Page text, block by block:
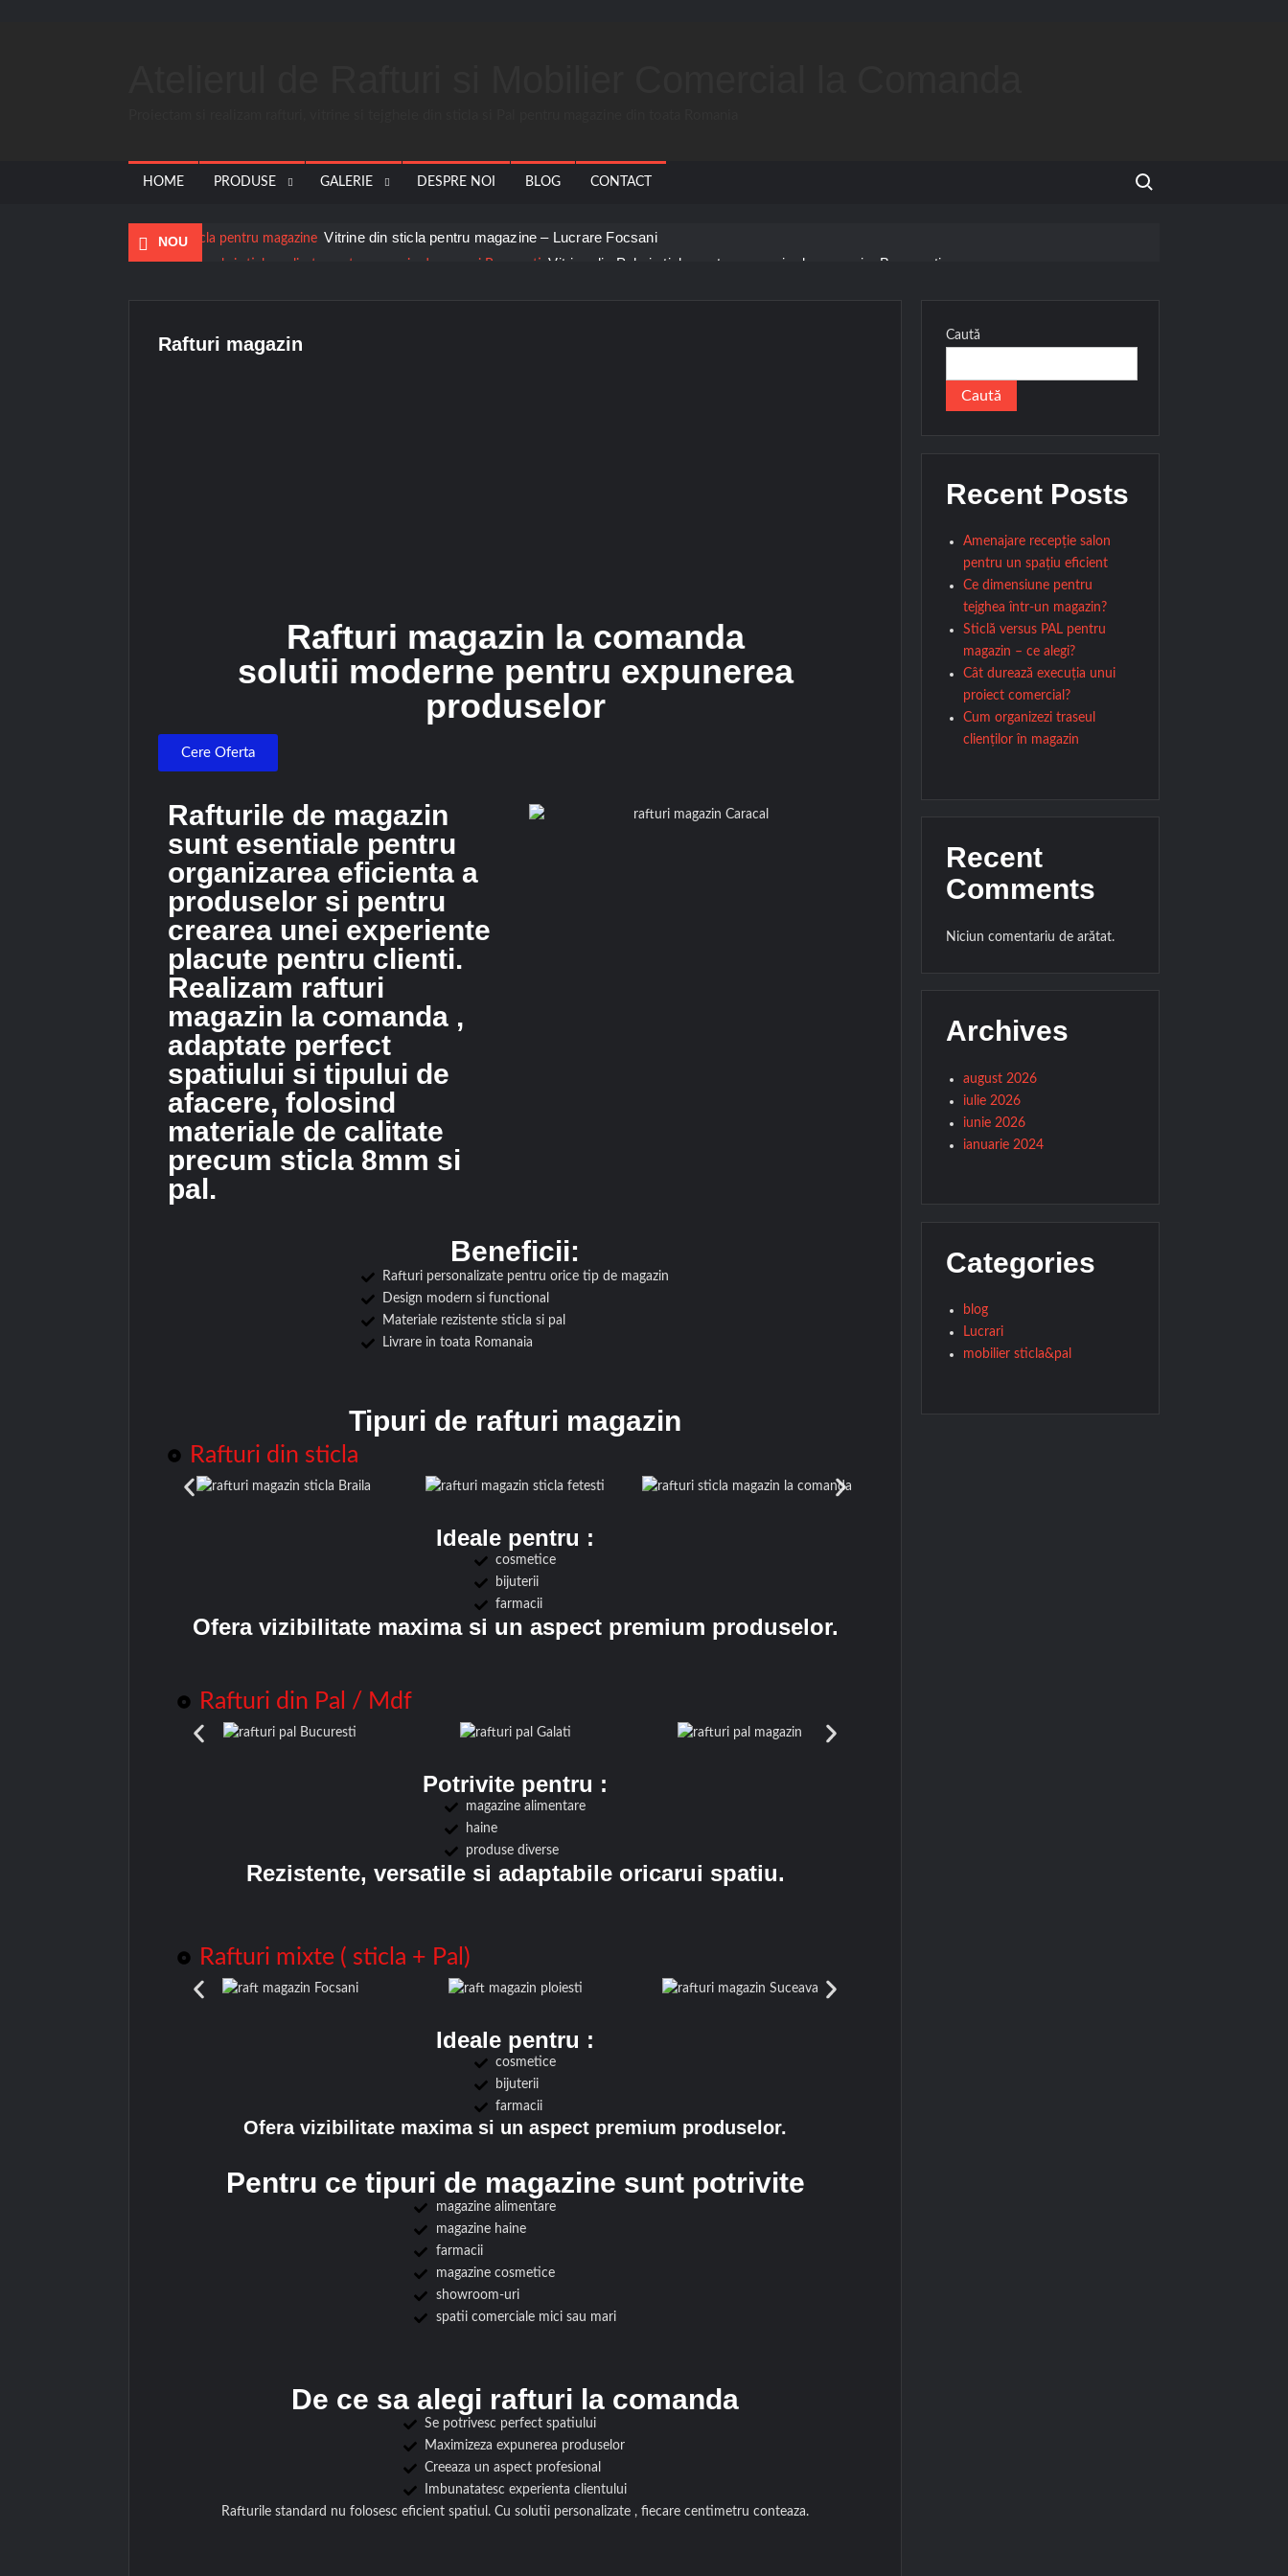
HOME PRODUSE GALERIE DESPRE NOI BLOG CONTACT
Search for:
NOU
Vitrine din sticla pentru magazine – Lucrare Focsani
Vitrine din Pal si sticla pentru magazin de ceasuri – Bucuresti
Insula parfumerie
Receptie & Tejghele Racari
Rafturi magazin
Rafturi magazin la comanda
solutii moderne pentru expunerea
produselor
Cere Oferta
Rafturile de magazin
sunt esentiale pentru
organizarea eficienta a
produselor si pentru
crearea unei experiente
placute pentru clienti.
Realizam rafturi
magazin la comanda ,
adaptate perfect
spatiului si tipului de
afacere, folosind
materiale de calitate
precum sticla 8mm si
pal.
Beneficii:
Rafturi personalizate pentru orice tip de magazin
Design modern si functional
Materiale rezistente sticla si pal
Livrare in toata Romanaia
Tipuri de rafturi magazin
Rafturi din sticla
Ideale pentru :
cosmetice
bijuterii
farmacii
Ofera vizibilitate maxima si un aspect premium produselor.
Rafturi din Pal / Mdf
Potrivite pentru :
magazine alimentare
haine
produse diverse
Rezistente, versatile si adaptabile oricarui spatiu.
Rafturi mixte ( sticla + Pal)
Ideale pentru :
cosmetice
bijuterii
farmacii
Ofera vizibilitate maxima si un aspect premium produselor.
Pentru ce tipuri de magazine sunt potrivite
magazine alimentare
magazine haine
farmacii
magazine cosmetice
showroom-uri
spatii comerciale mici sau mari
De ce sa alegi rafturi la comanda
Se potrivesc perfect spatiului
Maximizeza expunerea produselor
Creeaza un aspect profesional
Imbunatatesc experienta clientului
Rafturile standard nu folosesc eficient spatiul. Cu solutii personalizate , fiecare centimetru conteaza.
Caută
Caută
Recent Posts
Amenajare recepție salon
pentru un spațiu eficient
Ce dimensiune pentru
tejghea într-un magazin?
Sticlă versus PAL pentru
magazin – ce alegi?
Cât durează execuția unui
proiect comercial?
Cum organizezi traseul
clienților în magazin
Recent
Comments
Niciun comentariu de arătat.
Archives
august 2026
iulie 2026
iunie 2026
ianuarie 2024
Categories
blog
Lucrari
mobilier sticla&pal